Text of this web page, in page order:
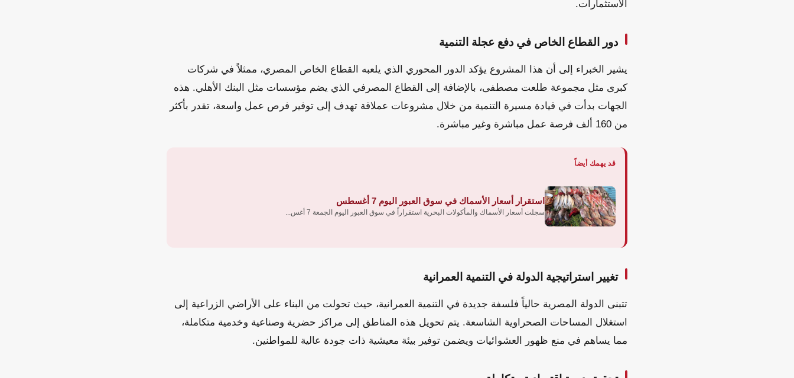
الاستثمارات.
دور القطاع الخاص في دفع عجلة التنمية
يشير الخبراء إلى أن هذا المشروع يؤكد الدور المحوري الذي يلعبه القطاع الخاص المصري، ممثلاً في شركات
كبرى مثل مجموعة طلعت مصطفى، بالإضافة إلى القطاع المصرفي الذي يضم مؤسسات مثل البنك الأهلي. هذه
الجهات بدأت في قيادة مسيرة التنمية من خلال مشروعات عملاقة تهدف إلى توفير فرص عمل واسعة، تقدر بأكثر
من 160 ألف فرصة عمل مباشرة وغير مباشرة.
قد يهمك أيضاً
استقرار أسعار الأسماك في سوق العبور اليوم 7 أغسطس
سجلت أسعار الأسماك والمأكولات البحرية استقراراً في سوق العبور اليوم الجمعة 7 أغس...
تغيير استراتيجية الدولة في التنمية العمرانية
تتبنى الدولة المصرية حالياً فلسفة جديدة في التنمية العمرانية، حيث تحولت من البناء على الأراضي الزراعية إلى
استغلال المساحات الصحراوية الشاسعة. يتم تحويل هذه المناطق إلى مراكز حضرية وصناعية وخدمية متكاملة،
مما يساهم في منع ظهور العشوائيات ويضمن توفير بيئة معيشية ذات جودة عالية للمواطنين.